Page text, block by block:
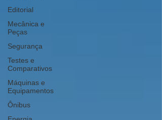
Editorial
Mecânica e
Peças
Segurança
Testes e
Comparativos
Máquinas e
Equipamentos
Ônibus